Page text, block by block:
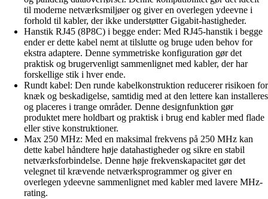
til moderne netværksmiljøer og giver en overlegen ydeevne i
forhold til kabler, der ikke understøtter Gigabit-hastigheder.
Hanstik RJ45 (8P8C) i begge ender: Med RJ45-hanstik i begge
ender er dette kabel nemt at tilslutte og bruge uden behov for
ekstra adaptere. Denne symmetriske konfiguration gør det
praktisk og brugervenligt sammenlignet med kabler, der har
forskellige stik i hver ende.
Rundt kabel: Den runde kabelkonstruktion reducerer risikoen for
knæk og beskadigelse, samtidig med at den lettere kan installeres
og placeres i trange områder. Denne designfunktion gør
produktet mere holdbart og praktisk i brug end kabler med flade
eller stive konstruktioner.
Max 250 MHz: Med en maksimal frekvens på 250 MHz kan
dette kabel håndtere høje datahastigheder og sikre en stabil
netværksforbindelse. Denne høje frekvenskapacitet gør det
velegnet til krævende netværksprogrammer og giver en
overlegen ydeevne sammenlignet med kabler med lavere MHz-
rating.